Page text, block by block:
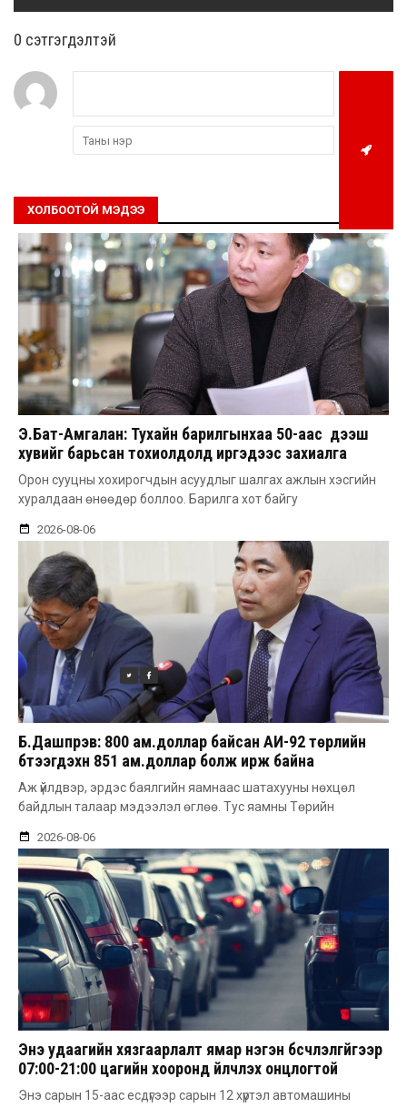
0 cэтгэгдэлтэй
ХОЛБООТОЙ МЭДЭЭ
Э.Бат-Амгалан: Тухайн барилгынхаа 50-аас дээш
хувийг барьсан тохиолдолд иргэдээс захиалга
авдаг болгоно
Орон сууцны хохирогчдын асуудлыг шалгах ажлын хэсгийн
хуралдаан өнөөдөр боллоо. Барилга хот байгу
2026-08-06
Б.Дашпүрэв: 800 ам.доллар байсан АИ-92 төрлийн
бүтээгдэхүүн 851 ам.доллар болж ирж байна
Аж үйлдвэр, эрдэс баялгийн яамнаас шатахууны нөхцөл
байдлын талаар мэдээлэл өглөө. Тус яамны Төрийн
2026-08-06
Энэ удаагийн хязгаарлалт ямар нэгэн бүсчлэлгүйгээр
07:00-21:00 цагийн хооронд үйлчлэх онцлогтой
Энэ сарын 15-аас есдүгээр сарын 12 хүртэл автомашины